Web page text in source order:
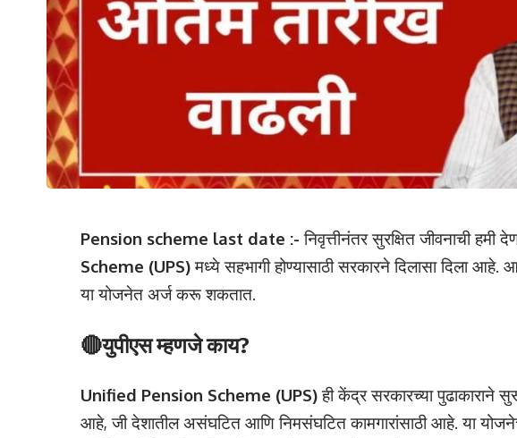
Pension scheme last date :- निवृत्तीनंतर सुरक्षित जीवनाची हमी
Scheme (UPS)मध्ये सहभागी होण्यासाठी सरकारने दिलासा दिला
या योजनेत अर्ज करू शकतात.
🔴युपीएस म्हणजे काय?
Unified Pension Scheme (UPS)ही केंद्र सरकारच्या पुढाकाराने
आहे, जी देशातील असंघटित आणि निमसंघटित कामगारांसाठी आहे. या